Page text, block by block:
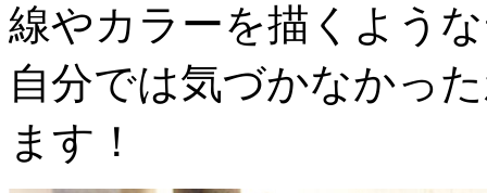
線やカラーを描くよう
自分では気づかなかっ
ます！